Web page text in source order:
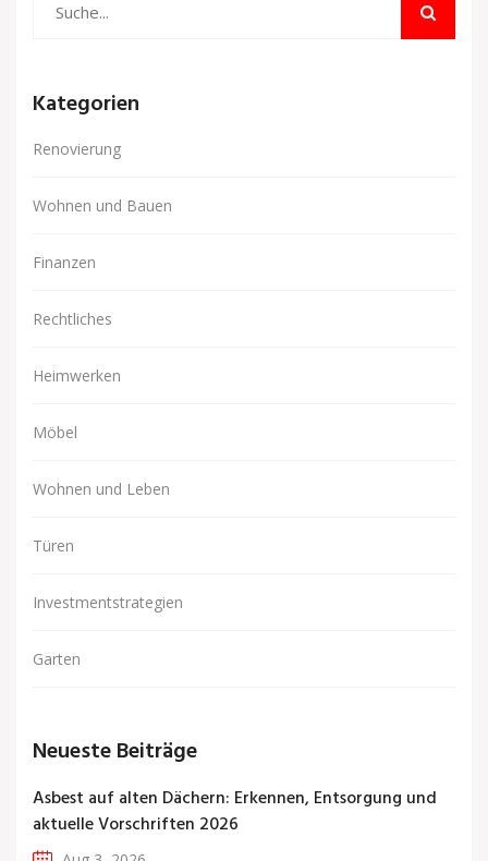
Kategorien
Renovierung
Wohnen und Bauen
Finanzen
Rechtliches
Heimwerken
Möbel
Wohnen und Leben
Türen
Investmentstrategien
Garten
Neueste Beiträge
Asbest auf alten Dächern: Erkennen, Entsorgung und
aktuelle Vorschriften 2026